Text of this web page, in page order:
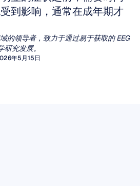
到影响，通常在成年期才
的领导者，致力于通过易于获取的 EEG
究发展。
年5月15日